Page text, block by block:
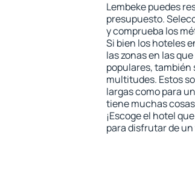
Lembeke puedes
presupuesto.
y comprueba los
Si bien los hoteles
las zonas en las
populares, también
multitudes. Estos
largas como para
tiene muchas
¡Escoge el hotel
para disfrutar de